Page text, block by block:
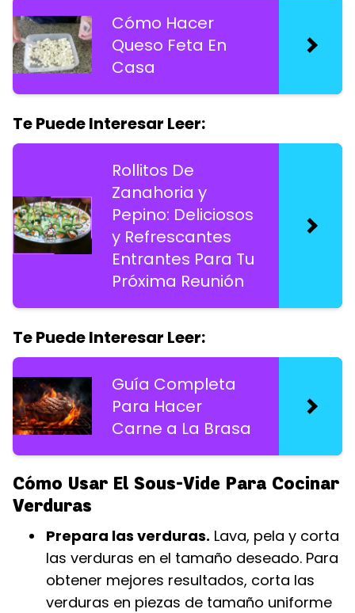
Cómo Hacer
Queso Feta En
Casa
Te Puede Interesar Leer:
Rollitos De
Zanahoria y
Pepino: Deliciosos
y Refrescantes
Entrantes Para Tu
Próxima Reunión
Te Puede Interesar Leer:
Guía Completa
Para Hacer
Carne a La Brasa
Cómo Usar El Sous-Vide Para Cocinar
Verduras
Prepara las verduras. Lava, pela y corta
las verduras en el tamaño deseado. Para
obtener mejores resultados, corta las
verduras en piezas de tamaño uniforme